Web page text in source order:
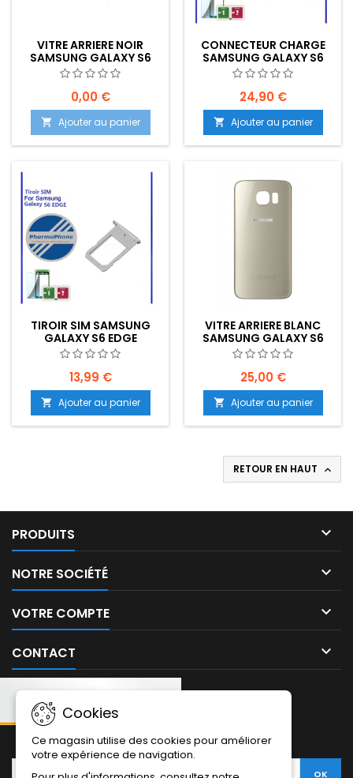
VITRE ARRIERE NOIR
SAMSUNG GALAXY S6
EDGE - EMPLACEMENT:
Z2-R15-53
0,00 €
 Ajouter au panier
CONNECTEUR CHARGE
SAMSUNG GALAXY S6
EDGE (G925)
EMPLACEMENT: Z2-R15-
E6
24,90 €
 Ajouter au panier
TIROIR SIM SAMSUNG
GALAXY S6 EDGE
13,99 €
 Ajouter au panier
VITRE ARRIERE BLANC
SAMSUNG GALAXY S6
EDGE - EMPLACEMENT:
Z2-R15-53
25,00 €
 Ajouter au panier
RETOUR EN HAUT 
PRODUITS 
NOTRE SOCIÉTÉ 
VOTRE COMPTE 
CONTACT 
Cookies
Ce magasin utilise des cookies pour améliorer
votre expérience de navigation.
NEWSLETTER: